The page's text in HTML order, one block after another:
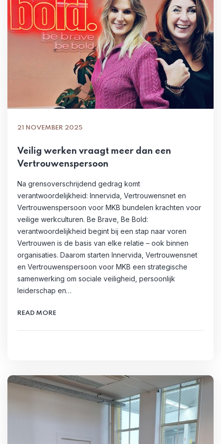
21 NOVEMBER 2025
Veilig werken vraagt meer dan een
Vertrouwenspersoon
Na grensoverschrijdend gedrag komt
verantwoordelijkheid: Innervida, Vertrouwensnet en
Vertrouwenspersoon voor MKB bundelen krachten voor
veilige werkculturen. Be Brave, Be Bold:
verantwoordelijkheid begint bij een stap naar voren
Vertrouwen is de basis van elke relatie – ook binnen
organisaties. Daarom starten Innervida, Vertrouwensnet
en Vertrouwenspersoon voor MKB een strategische
samenwerking om sociale veiligheid, persoonlijk
leiderschap en…
READ MORE